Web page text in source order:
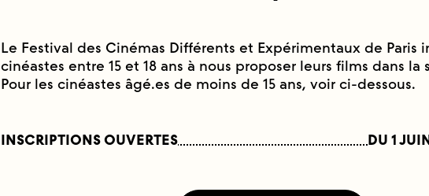
Le Festival des Cinémas Différents et Expérimentaux de Paris
cinéastes entre 15 et 18 ans à nous proposer leurs films dans la
Pour les cinéastes âgé.es de moins de 15 ans, voir ci-dessous.
INSCRIPTIONS OUVERTES DU 1